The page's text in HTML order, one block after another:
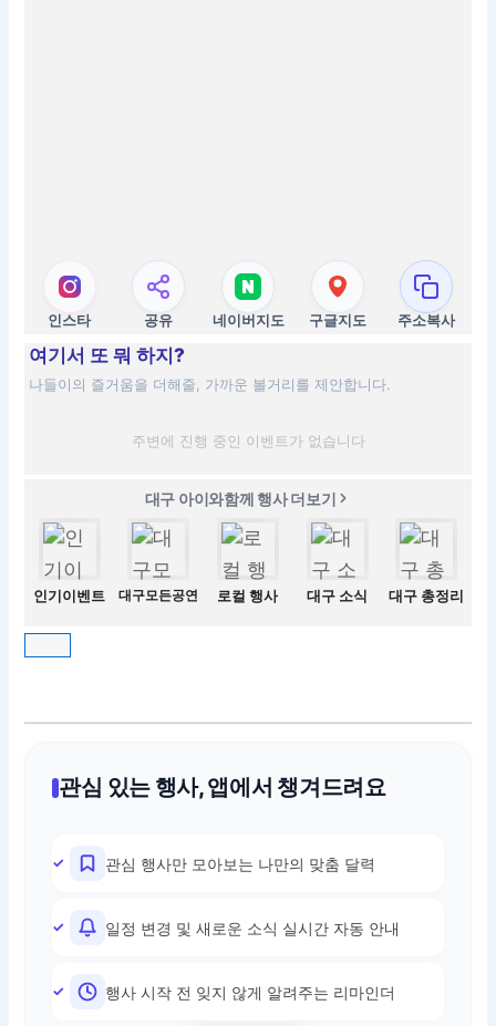
인스타 공유 네이버지도 구글지도 주소복사
여기서 또 뭐 하지?
나들이의 즐거움을 더해줄, 가까운 볼거리를 제안합니다.
주변에 진행 중인 이벤트가 없습니다
대구 아이와함께 행사 더보기
인기이벤트 대구모든공연 로컬 행사 대구 소식 대구 총정리
관심 있는 행사, 앱에서 챙겨드려요
관심 행사만 모아보는 나만의 맞춤 달력
일정 변경 및 새로운 소식 실시간 자동 안내
행사 시작 전 잊지 않게 알려주는 리마인더